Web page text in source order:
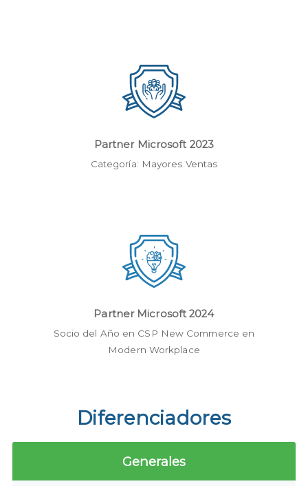
Partner Microsoft 2023
Categoría: Mayores Ventas
Partner Microsoft 2024
Socio del Año en CSP New Commerce en
Modern Workplace
Diferenciadores
Generales